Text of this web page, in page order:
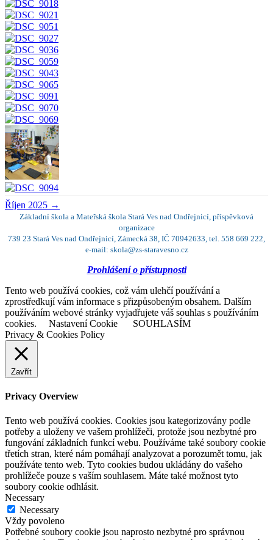
Říjen 2025 →
Základní škola a Mateřská škola Stará Ves nad Ondřejnicí, příspěvková
organizace
739 23 Stará Ves nad Ondřejnicí, Zámecká 38, IČ 70942633, tel. 558 669 222,
e-mail: skola@zs-staravesno.cz
Prohlášení o přístupnosti
Tento web používá cookies, což vám ulehčí používání a
zprostředkují vám informace s přizpůsobeným obsahem. Dalším
používáním webové stránky vyjadřujete váš souhlas s používáním
cookies.
Nastavení Cookie
SOUHLASÍM
Privacy & Cookies Policy
Zavřít
Privacy Overview
Tento web používá cookies. Cookies jsou kategorizovány podle
potřeby a uloženy ve vašem prohlížeči, protože jsou nezbytné pro
fungování základních funkcí webu. Používáme také soubory cookie
třetích stran, které nám pomáhají analyzovat a porozumět tomu, jak
používáte tento web. Tyto cookies budou ukládány do vašeho
prohlížeče pouze s vaším souhlasem. Máte také možnost tyto
soubory cookie odhlásit.
Necessary
Necessary
Vždy povoleno
Potřebné soubory cookie jsou naprosto nezbytné pro správnou